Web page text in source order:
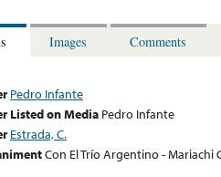
Images Comments
Pedro Infante
Listed on Media Pedro Infante
Estrada, C.
Con El Trío Argentino - Mariachi